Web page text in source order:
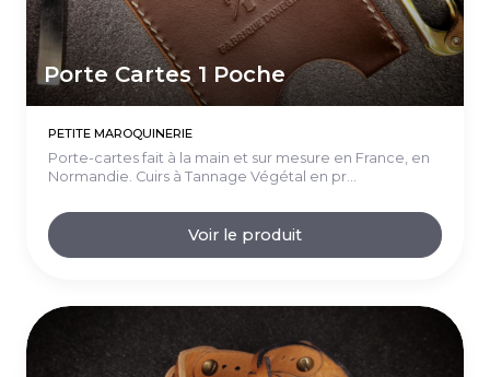
Porte Cartes 1 Poche
PETITE MAROQUINERIE
Porte-cartes fait à la main et sur mesure en France, en
Normandie. Cuirs à Tannage Végétal en pr...
Voir le produit